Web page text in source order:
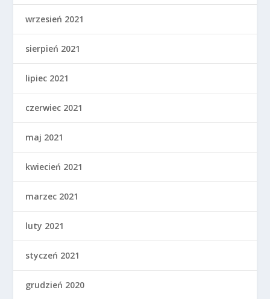
wrzesień 2021
sierpień 2021
lipiec 2021
czerwiec 2021
maj 2021
kwiecień 2021
marzec 2021
luty 2021
styczeń 2021
grudzień 2020